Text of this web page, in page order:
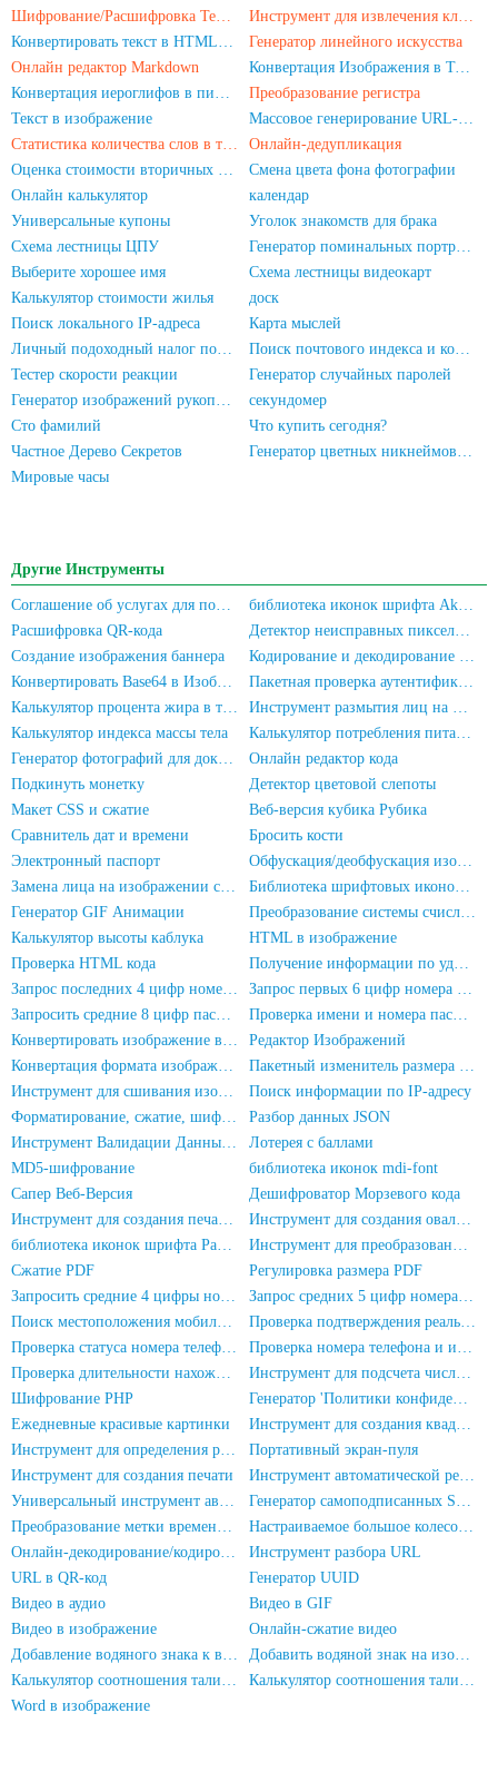
Шифрование/Расшифровка Текста
Инструмент для извлечения ключевых слов из текста
Конвертировать текст в HTML-сущности
Генератор линейного искусства
Онлайн редактор Markdown
Конвертация Изображения в Текст Онлайн
Конвертация иероглифов в пиньинь
Преобразование регистра
Текст в изображение
Массовое генерирование URL-адресов
Статистика количества слов в тексте
Онлайн-дедупликация
Оценка стоимости вторичных компьютеров/мобильных телефонов
Смена цвета фона фотографии
Онлайн калькулятор
календар
Универсальные купоны
Уголок знакомств для брака
Схема лестницы ЦПУ
Генератор поминальных портретов
Выберите хорошее имя
Схема лестницы видеокарт
Калькулятор стоимости жилья
доск
Поиск локального IP-адреса
Карта мыслей
Личный подоходный налог подсчитывается онлайн
Поиск почтового индекса и кода области
Тестер скорости реакции
Генератор случайных паролей
Генератор изображений рукописной подписи
секундомер
Сто фамилий
Что купить сегодня?
Частное Дерево Секретов
Генератор цветных никнеймов для WeChat
Мировые часы
Другие Инструменты
Соглашение об услугах для пользователя и Политика конфиденциальности
библиотека иконок шрифта Akar-Icons
Расшифровка QR-кода
Детектор неисправных пикселей экрана
Создание изображения баннера
Кодирование и декодирование Base64
Конвертировать Base64 в Изображение
Пакетная проверка аутентификации с подтверждением личности для мобильных номеров/идентификационных карт
Калькулятор процента жира в теле
Инструмент размытия лиц на фотографиях
Калькулятор индекса массы тела
Калькулятор потребления питательных веществ
Генератор фотографий для документов
Онлайн редактор кода
Подкинуть монетку
Детектор цветовой слепоты
Макет CSS и сжатие
Веб-версия кубика Рубика
Сравнитель дат и времени
Бросить кости
Электронный паспорт
Обфускация/деобфускация изображения
Замена лица на изображении с помощью ИИ
Библиотека шрифтовых иконок font-awesome
Генератор GIF Анимации
Преобразование системы счисления
Калькулятор высоты каблука
HTML в изображение
Проверка HTML кода
Получение информации по удостоверению личности
Запрос последних 4 цифр номера удостоверения личности
Запрос первых 6 цифр номера удостоверения личности
Запросить средние 8 цифр паспорта
Проверка имени и номера паспорта
Конвертировать изображение в Base64-кодирование
Редактор Изображений
Конвертация формата изображения
Пакетный изменитель размера изображений
Инструмент для сшивания изображений
Поиск информации по IP-адресу
Форматирование, сжатие, шифрование/запутывание кода JS
Разбор данных JSON
Инструмент Валидации Данных JSON
Лотерея с баллами
MD5-шифрование
библиотека иконок mdi-font
Сапер Веб-Версия
Дешифроватор Морзевого кода
Инструмент для создания печатей с именем и фамилией
Инструмент для создания овальных печатей
библиотека иконок шрифта PaymentFont
Инструмент для преобразования PDF в изображение
Сжатие PDF
Регулировка размера PDF
Запросить средние 4 цифры номера телефона
Запрос средних 5 цифр номера телефона
Поиск местоположения мобильного номера
Проверка подтверждения реального имени для номера телефона
Проверка статуса номера телефона
Проверка номера телефона и имени
Проверка длительности нахождения мобильного номера в сети
Инструмент для подсчета числа людей на фотографиях
Шифрование PHP
Генератор 'Политики конфиденциальности' для приложения
Ежедневные красивые картинки
Инструмент для создания квадратных печатей
Инструмент для определения разрешения экрана
Портативный экран-пуля
Инструмент для создания печати
Инструмент автоматической регистрации HadSky
Универсальный инструмент автоматической регистрации
Генератор самоподписанных SSL-сертификатов
Преобразование метки времени в дату/время
Настраиваемое большое колесо фортуны
Онлайн-декодирование/кодирование URL
Инструмент разбора URL
URL в QR-код
Генератор UUID
Видео в аудио
Видео в GIF
Видео в изображение
Онлайн-сжатие видео
Добавление водяного знака к видео
Добавить водяной знак на изображение
Калькулятор соотношения талии к бедрам
Калькулятор соотношения талии и роста
Word в изображение